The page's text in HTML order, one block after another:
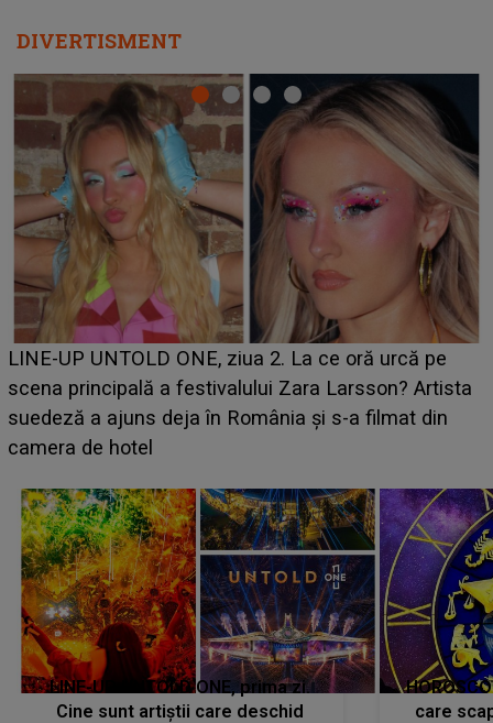
DIVERTISMENT
Ce a dezvăluit noua concurentă din "Casa Iubirii" l-a
luat prin surprindere pe Emanuel. CINE ESTE
BĂIATUL VIZAT de Alexandra?! Aflându-se în fața
faptului împlinit, A RECUNOSCUT IMEDIAT: "Am
LINE-UP UNTOLD ONE, prima zi.
Cine sunt artiștii care deschid
care